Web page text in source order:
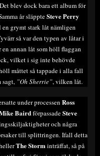
Det blev dock bara ett album för
år släppteSteve Perry
grymt stark låt nämligen
så var den typen av låtar i
en annan låt som höll flaggan
vilket i sig inte behövde
måttet så tappade i alla fall
sagt, ”Oh Sherrie”, vilken låt.
under processen Ross
BairdförpassadeSteve
och några
till splittringen. Ifall detta
The Storm inträffat, så på